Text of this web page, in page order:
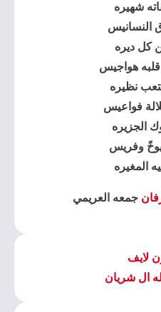
شهيره
النسانيس
كل ديره
هواجيس
نظيره
فواعيس
الجزيره
وفريس
المغيره
جمعه العريمي
لايف
ال شريان